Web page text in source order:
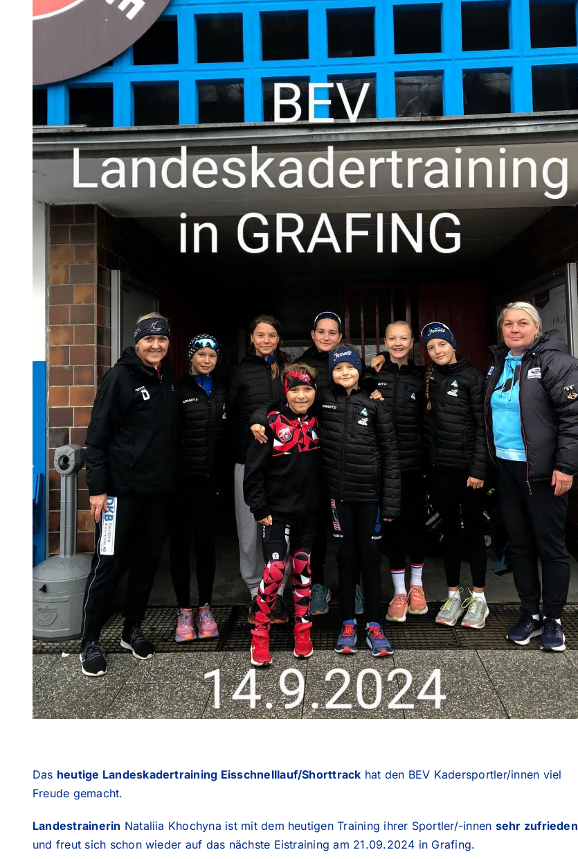
Das heutige Landeskadertraining Eisschnelllauf/Shorttrack hat den BEV Kadersportler/innen viel
Freude gemacht.
Landestrainerin Nataliia Khochyna ist mit dem heutigen Training ihrer Sportler/-innen sehr zufrieden
und freut sich schon wieder auf das nächste Eistraining am 21.09.2024 in Grafing.